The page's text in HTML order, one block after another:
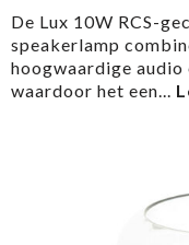
Sport
Werkkleding
De Lux 10W RCS-
speakerlamp
hoogwaardige
waardoor het een...